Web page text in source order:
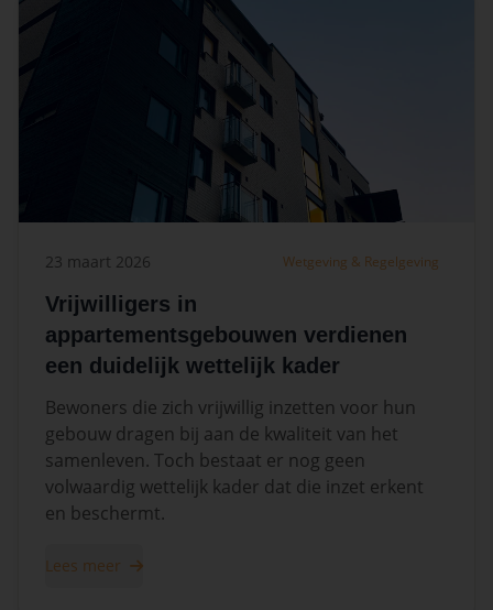
23 maart 2026 Wetgeving & Regelgeving
Vrijwilligers in
appartementsgebouwen verdienen
een duidelijk wettelijk kader
Bewoners die zich vrijwillig inzetten voor hun
gebouw dragen bij aan de kwaliteit van het
samenleven. Toch bestaat er nog geen
volwaardig wettelijk kader dat die inzet erkent
en beschermt.
Lees meer